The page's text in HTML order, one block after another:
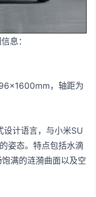
息：
，轴距为
设计语言，与小米SU
姿态。特点包括水滴
满的涟漪曲面以及空